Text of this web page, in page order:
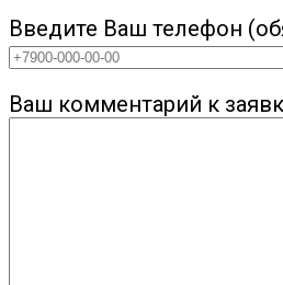
Введите Ваш телефон
Ваш комментарий к